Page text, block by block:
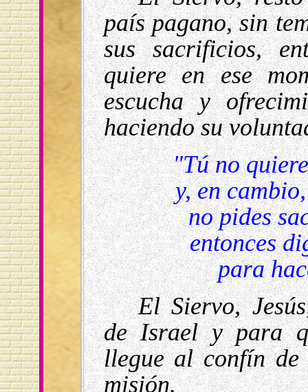
país pagano, sin
sus sacrificios,
quiere en ese
escucha y
haciendo su
"Tú no
y, en
no pides
entonces
para
El Siervo,
de Israel y para
llegue al confín
misión.